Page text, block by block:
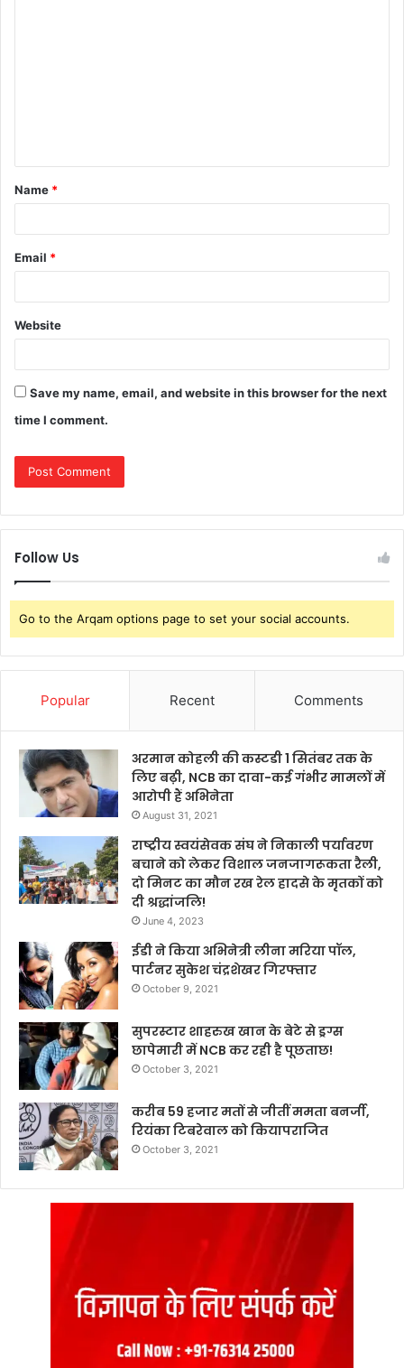
t
*
Name *
Email *
Website
Save my name, email, and website in this browser for the next
time I comment.
Follow Us
Go to the Arqam options page to set your social accounts.
Popular Recent Comments
अरमान कोहली की कस्टडी 1 सितंबर तक के
लिए बढ़ी, NCB का दावा-कई गंभीर मामलों में
आरोपी हैं अभिनेता
August 31, 2021
राष्ट्रीय स्वयंसेवक संघ ने निकाली पर्यावरण
बचाने को लेकर विशाल जनजागरूकता रैली,
दो मिनट का मौन रख रेल हादसे के मृतकों को
दी श्रद्धांजलि!
June 4, 2023
ईडी ने किया अभिनेत्री लीना मरिया पॉल,
पार्टनर सुकेश चंद्रशेखर गिरफ्तार
October 9, 2021
सुपरस्टार शाहरुख खान के बेटे से ड्रग्स
छापेमारी में NCB कर रही है पूछताछ!
October 3, 2021
करीब 59 हजार मतों से जीतीं ममता बनर्जी,
रियंका टिबरेवाल को कियापराजित
October 3, 2021